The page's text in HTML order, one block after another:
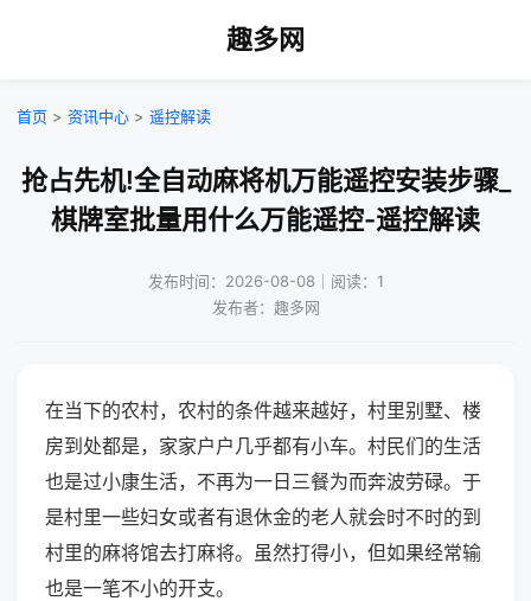
趣多网
首页 > 资讯中心 > 遥控解读
抢占先机!全自动麻将机万能遥控安装步骤_
棋牌室批量用什么万能遥控-遥控解读
发布时间：2026-08-08｜阅读：1
发布者：趣多网
在当下的农村，农村的条件越来越好，村里别墅、楼
房到处都是，家家户户几乎都有小车。村民们的生活
也是过小康生活，不再为一日三餐为而奔波劳碌。于
是村里一些妇女或者有退休金的老人就会时不时的到
村里的麻将馆去打麻将。虽然打得小，但如果经常输
也是一笔不小的开支。